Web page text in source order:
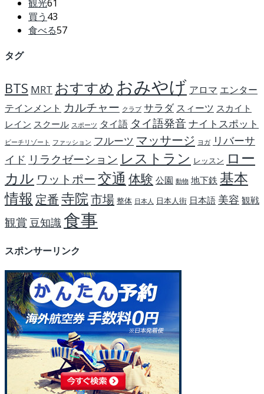
観光61
買う 43
食べる57
タグ
BTS MRT おすすめ おみやげ アロマ エンター
テインメント カルチャー クラブ サラダ スィーツ スカイト
レイン スクール スポーツ タイ語 タイ語発音ナイトスポット
ビーチリゾート ファッション フルーツ マッサージ ヨガ リバーサ
イド リラクゼーション レストラン レッスン ロー
カル ワットポー交通 体験 公園 動物 地下鉄 基本
情報 定番寺院市場 整体 日本人 日本人街 日本語 美容 観戦
観賞 豆知識食事
スポンサーリンク